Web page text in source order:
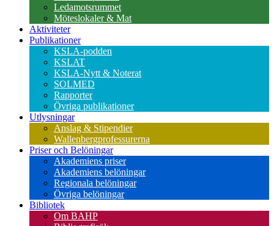
Ledamotsrummet
Möteslokaler & Mat
Aktiviteter
Publikationer
KSLA-podden
KSLAT
KSLA-Nytt & Noterat
SOLMED
Rapporter
Övriga publikationer
Utlysningar
Anslag & Stipendier
Wallenbergprofessurerna
Priser och Belöningar
Akademiens priser
Akademiens belöningar
Regionala belöningar
Övriga belöningar
Bibliotek
Om BAHP